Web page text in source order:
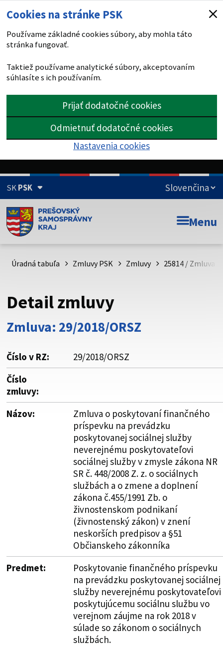
Cookies na stránke PSK
Používame základné cookies súbory, aby mohla táto
stránka fungovať.
Taktiež používame analytické súbory, akceptovaním
súhlasíte s ich používaním.
Prijať dodatočné cookies
Odmietnuť dodatočné cookies
Nastavenia cookies
SKPSK
Doména psk.sk je oficiálna
Toto je oficiálna webová stránka Prešovského
psk.sk.
Buďte pozorní a vždy sa uistite, že zdieľate informácie iba
cez zabezpečenú webovú stránku. Zabezpečená stránka
vždy začína https:// pred názvom domény webového sídla.
Menu
Úradná tabuľa Zmluvy PSK Zmluvy 25814 / Zmluva
Detail zmluvy
Zmluva: 29/2018/ORSZ
Číslo v RZ:
29/2018/ORSZ
Číslo
zmluvy:
Názov:
Zmluva o poskytovaní finančného
príspevku na prevádzku
poskytovanej sociálnej služby
neverejnému poskytovateľovi
sociálnej služby v zmysle zákona NR
SR č. 448/2008 Z. z. o sociálnych
službách a o zmene a doplnení
zákona č.455/1991 Zb. o
živnostenskom podnikaní
(živnostenský zákon) v znení
neskorších predpisov a §51
Občianskeho zákonníka
Predmet:
Poskytovanie finančného príspevku
na prevádzku poskytovanej sociálnej
služby neverejnému poskytovateľovi
poskytujúcemu sociálnu službu vo
verejnom záujme na rok 2018 v
súlade so zákonom o sociálnych
službách.